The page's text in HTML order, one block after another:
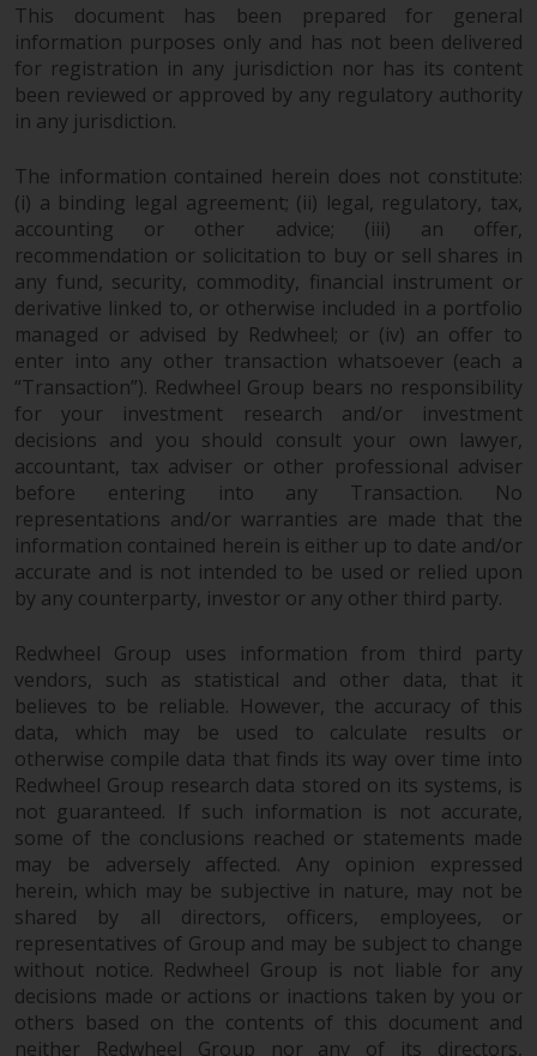
Haftung
Obwohl Redwheel bestrebt ist,
sicherzustellen, dass die
Informationen auf dieser Website
zum Zeitpunkt der
Veröffentlichung korrekt und
vollständig sind, übernimmt
Redwheel keine Gewaehr noch
eines ihrer verbundenen
Unternehmen die
Angemessenheit, Genauigkeit
oder Vollständigkeit dieser
Informationen und übernehmen
keine Haftung, die sich aus dem
Vertrauen auf Ungenauigkeiten,
Auslassung in, oder Verwendung
von oder Vertrauen auf die
Informationen auf dieser Website
ergibt.
Datenschutz und Privatsphäre
Soweit Informationen, die Sie
bereitstellen oder die wir von
dieser Website erhalten,
personenbezogene Daten
darstellen, stimmen Sie deren
Verarbeitung durch Redwheel und
seine Vertreter und andere Dritte
zu. Alle diese Unternehmen sind
verpflichtet, die Vertraulichkeit
dieser Informationen zu wahren.
This document has been prepared for general
information purposes only and has not been delivered
for registration in any jurisdiction nor has its content
been reviewed or approved by any regulatory authority
in any jurisdiction.
The information contained herein does not constitute:
(i) a binding legal agreement; (ii) legal, regulatory, tax,
accounting or other advice; (iii) an offer,
recommendation or solicitation to buy or sell shares in
any fund, security, commodity, financial instrument or
derivative linked to, or otherwise included in a portfolio
managed or advised by Redwheel; or (iv) an offer to
enter into any other transaction whatsoever (each a
“Transaction”). Redwheel Group bears no responsibility
for your investment research and/or investment
decisions and you should consult your own lawyer,
accountant, tax adviser or other professional adviser
before entering into any Transaction. No
representations and/or warranties are made that the
information contained herein is either up to date and/or
accurate and is not intended to be used or relied upon
by any counterparty, investor or any other third party.
Redwheel Group uses information from third party
vendors, such as statistical and other data, that it
believes to be reliable. However, the accuracy of this
data, which may be used to calculate results or
otherwise compile data that finds its way over time into
Redwheel Group research data stored on its systems, is
not guaranteed. If such information is not accurate,
some of the conclusions reached or statements made
may be adversely affected. Any opinion expressed
herein, which may be subjective in nature, may not be
shared by all directors, officers, employees, or
representatives of Group and may be subject to change
without notice. Redwheel Group is not liable for any
decisions made or actions or inactions taken by you or
others based on the contents of this document and
neither Redwheel Group nor any of its directors,